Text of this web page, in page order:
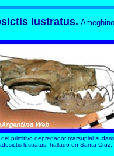
lustratus.
primitivo depredador marsupial
lustratus, hallado en Santa Cruz.